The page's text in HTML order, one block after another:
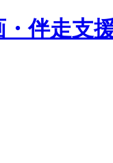
伴走支